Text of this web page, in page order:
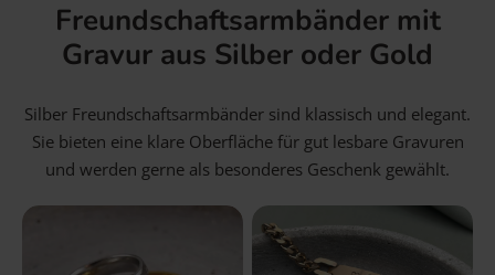
Freundschaftsarmbänder mit
Gravur aus Silber oder Gold
Silber Freundschaftsarmbänder sind klassisch und elegant.
Sie bieten eine klare Oberfläche für gut lesbare Gravuren
und werden gerne als besonderes Geschenk gewählt.